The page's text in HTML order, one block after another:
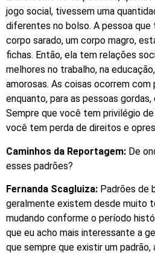
jogo social, tivessem uma
diferentes no bolso. A pessoa que
corpo sarado, um corpo magro,
fichas. Então, ela tem relações
melhores no trabalho, na
amorosas. As coisas ocorrem com
enquanto, para as pessoas gordas,
Sempre que você tem privilégio de
você tem perda de direitos e
Caminhos da Reportagem: De
esses padrões?
Fernanda Scagluiza: Padrões de
geralmente existem desde muito
mudando conforme o período
que eu acho mais interessante a
que sempre que existir um padrão,